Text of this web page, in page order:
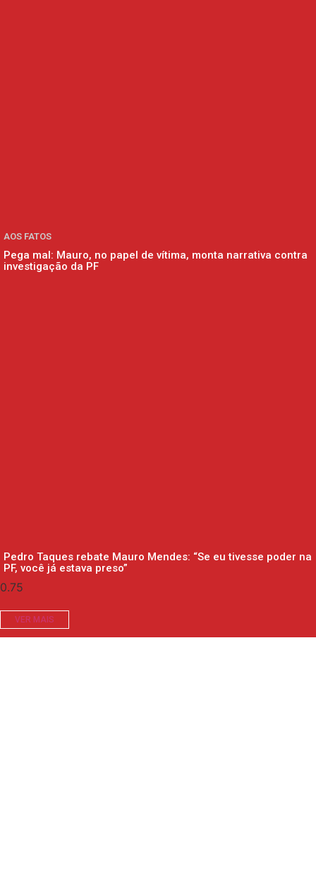
AOS FATOS
Pega mal: Mauro, no papel de vítima, monta narrativa contra
investigação da PF
Pedro Taques rebate Mauro Mendes: “Se eu tivesse poder na
PF, você já estava preso”
VER MAIS